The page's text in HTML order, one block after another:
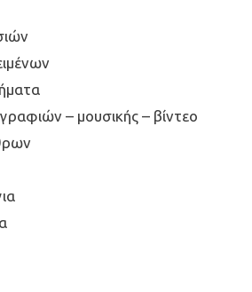
– μουσικής – βίντεο